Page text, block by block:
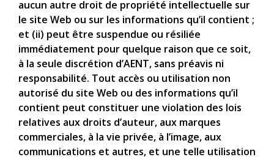
aucun autre droit de propriété intellectuelle sur
le site Web ou sur les informations qu’il contient ;
et (ii) peut être suspendue ou résiliée
immédiatement pour quelque raison que ce soit,
à la seule discrétion d’AENT, sans préavis ni
responsabilité. Tout accès ou utilisation non
autorisé du site Web ou des informations qu’il
contient peut constituer une violation des lois
relatives aux droits d’auteur, aux marques
commerciales, à la vie privée, à l’image, aux
communications et autres, et une telle utilisation